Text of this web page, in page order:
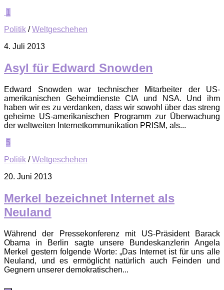
1
Politik /Weltgeschehen
4. Juli 2013
Asyl für Edward Snowden
Edward Snowden war technischer Mitarbeiter der US-
amerikanischen Geheimdienste CIA und NSA. Und ihm
haben wir es zu verdanken, dass wir sowohl über das streng
geheime US-amerikanischen Programm zur Überwachung
der weltweiten Internetkommunikation PRISM, als...
5
Politik /Weltgeschehen
20. Juni 2013
Merkel bezeichnet Internet als
Neuland
Während der Pressekonferenz mit US-Präsident Barack
Obama in Berlin sagte unsere Bundeskanzlerin Angela
Merkel gestern folgende Worte: „Das Internet ist für uns alle
Neuland, und es ermöglicht natürlich auch Feinden und
Gegnern unserer demokratischen...